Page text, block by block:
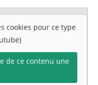
cookies pour ce type
de ce contenu une